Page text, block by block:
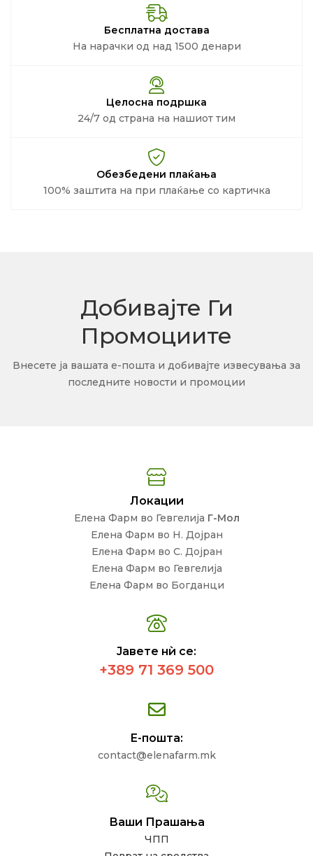
Бесплатна достава
На нарачки од над 1500 денари
Целосна подршка
24/7 од страна на нашиот тим
Обезбедени плаќања
100% заштита на при плаќање со картичка
Добивајте Ги
Промоциите
Внесете ја вашата е-пошта и добивајте извесувања за
последните новости и промоции
Локации
Елена Фарм во Гевгелија Г-Мол
Елена Фарм во Н. Дојран
Елена Фарм во С. Дојран
Елена Фарм во Гевгелија
Елена Фарм во Богданци
Јавете нѝ се:
+389 71 369 500
Е-пошта:
contact@elenafarm.mk
Ваши Прашања
ЧПП